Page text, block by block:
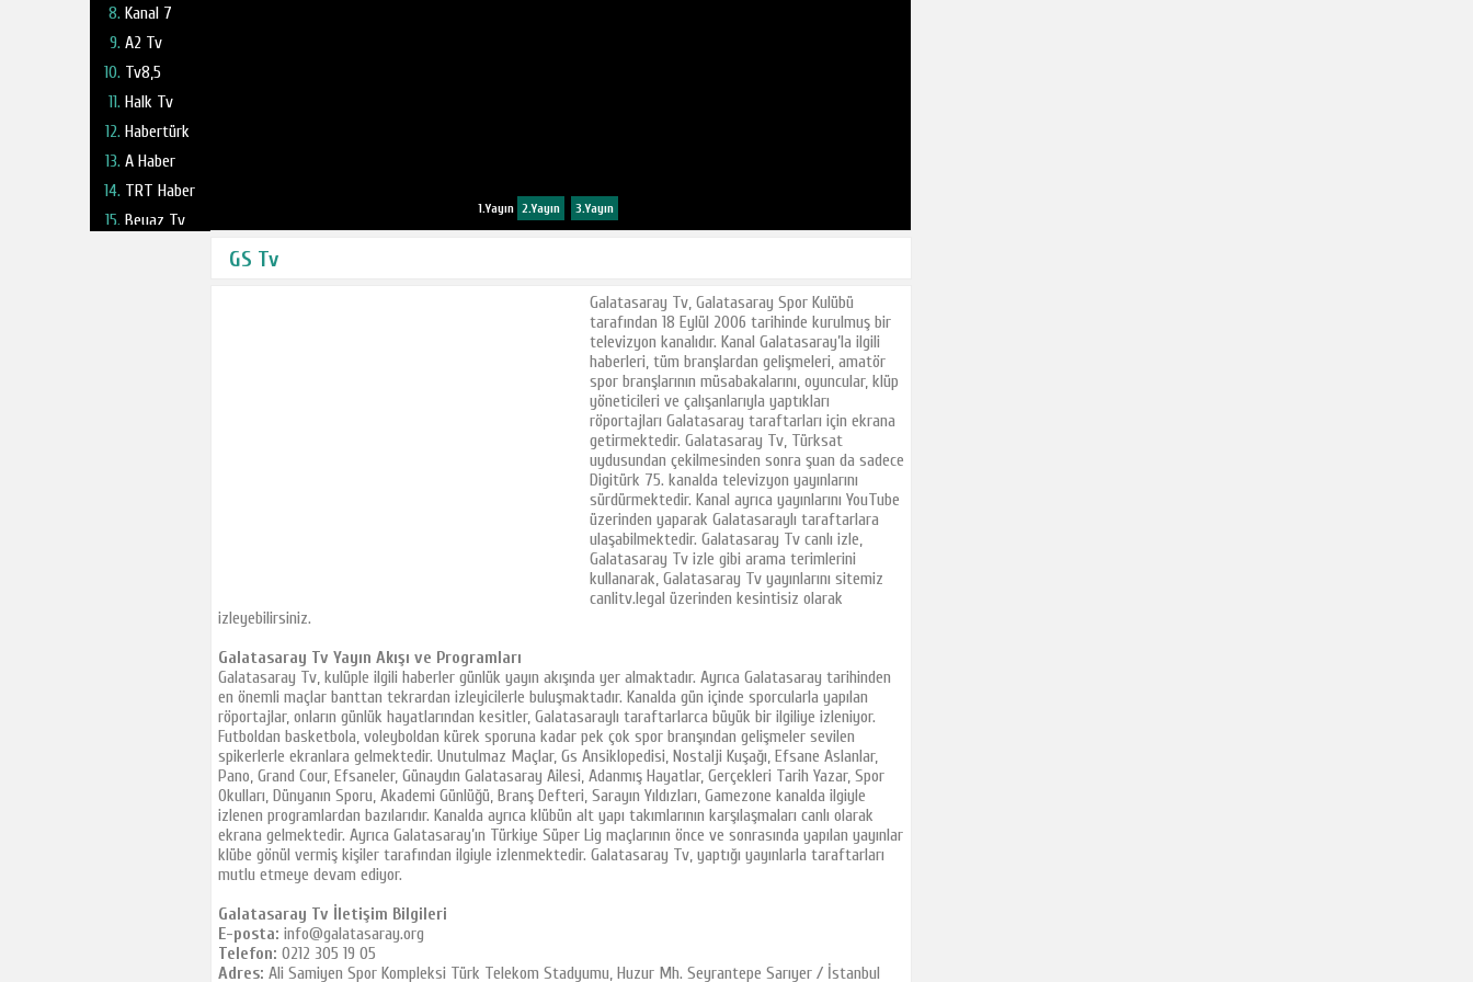
Kanal 7
A2 Tv
Tv8,5
Halk Tv
Habertürk
A Haber
TRT Haber
Beyaz Tv
Cartoon Network
1.Yayın 2.Yayın 3.Yayın
GS Tv
Galatasaray Tv, Galatasaray Spor Kulübü
tarafından 18 Eylül 2006 tarihinde kurulmuş bir
televizyon kanalıdır. Kanal Galatasaray’la ilgili
haberleri, tüm branşlardan gelişmeleri, amatör
spor branşlarının müsabakalarını, oyuncular, klüp
yöneticileri ve çalışanlarıyla yaptıkları
röportajları Galatasaray taraftarları için ekrana
getirmektedir. Galatasaray Tv, Türksat
uydusundan çekilmesinden sonra şuan da sadece
Digitürk 75. kanalda televizyon yayınlarını
sürdürmektedir. Kanal ayrıca yayınlarını YouTube
üzerinden yaparak Galatasaraylı taraftarlara
ulaşabilmektedir. Galatasaray Tv canlı izle,
Galatasaray Tv izle gibi arama terimlerini
kullanarak, Galatasaray Tv yayınlarını sitemiz
canlitv.legal üzerinden kesintisiz olarak
izleyebilirsiniz.
Galatasaray Tv Yayın Akışı ve Programları
Galatasaray Tv, kulüple ilgili haberler günlük yayın akışında yer almaktadır. Ayrıca Galatasaray tarihinden
en önemli maçlar banttan tekrardan izleyicilerle buluşmaktadır. Kanalda gün içinde sporcularla yapılan
röportajlar, onların günlük hayatlarından kesitler, Galatasaraylı taraftarlarca büyük bir ilgiliye izleniyor.
Futboldan basketbola, voleyboldan kürek sporuna kadar pek çok spor branşından gelişmeler sevilen
spikerlerle ekranlara gelmektedir. Unutulmaz Maçlar, Gs Ansiklopedisi, Nostalji Kuşağı, Efsane Aslanlar,
Pano, Grand Cour, Efsaneler, Günaydın Galatasaray Ailesi, Adanmış Hayatlar, Gerçekleri Tarih Yazar, Spor
Okulları, Dünyanın Sporu, Akademi Günlüğü, Branş Defteri, Sarayın Yıldızları, Gamezone kanalda ilgiyle
izlenen programlardan bazılarıdır. Kanalda ayrıca klübün alt yapı takımlarının karşılaşmaları canlı olarak
ekrana gelmektedir. Ayrıca Galatasaray’ın Türkiye Süper Lig maçlarının önce ve sonrasında yapılan yayınlar
klübe gönül vermiş kişiler tarafından ilgiyle izlenmektedir. Galatasaray Tv, yaptığı yayınlarla taraftarları
mutlu etmeye devam ediyor.
Galatasaray Tv İletişim Bilgileri
E-posta: info@galatasaray.org
Telefon: 0212 305 19 05
Adres: Ali Samiyen Spor Kompleksi Türk Telekom Stadyumu, Huzur Mh. Seyrantepe Sarıyer / İstanbul